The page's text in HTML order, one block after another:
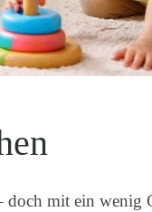
mit ein wenig